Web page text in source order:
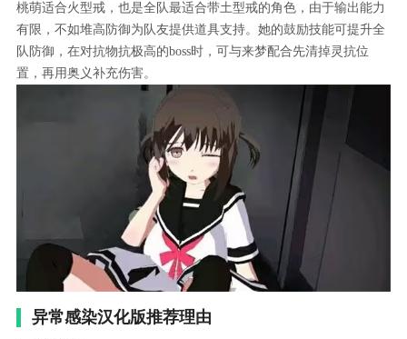
桃萌适合火型戒，也是全队最适合带土型戒的角色，由于输出能力
有限，不如堆高防御为队友提供道具支持。她的鼓励技能可提升全
队防御，在对抗物抗极高的boss时，可与来梦配合先清掉灵抗位
置，再用奥义补充伤害。
异常感染汉化版推荐理由